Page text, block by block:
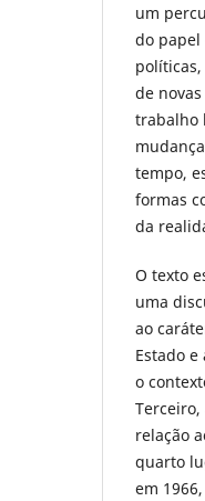
um
do papel
de
trabalho
tempo,
formas
da
O texto
uma
ao
Estado
o
Terceiro,
relação
quarto
em